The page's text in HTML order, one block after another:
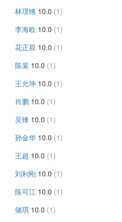
林璟锵 10.0 (1)
李海欧 10.0 (1)
花正双 10.0 (1)
陈杲 10.0 (1)
王允坤 10.0 (1)
肖鹏 10.0 (1)
吴锋 10.0 (1)
孙金华 10.0 (1)
王超 10.0 (1)
刘利刚 10.0 (1)
陈可江 10.0 (1)
储琪 10.0 (1)